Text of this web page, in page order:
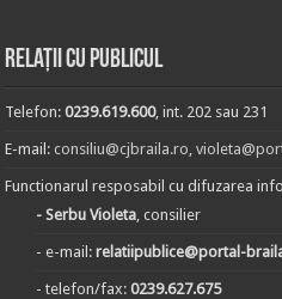
Relații cu publicul
Telefon:0239.619.600, int. 202 sau 231
E-mail:consiliu@cjbraila.ro ,
Functionarul resposabil cu difuzarea
- Serbu Violeta , consilier
- e-mail:relatiipublice@portal-
- telefon/fax:0239.627.675